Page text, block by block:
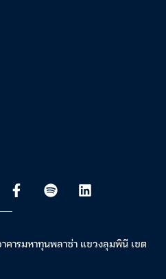
ารมหาทุนพลาซ่า แขวงลุมพินี เขต